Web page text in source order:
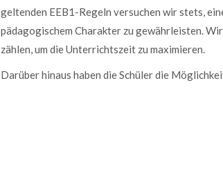
geltenden EEB1-Regeln versuchen wir stets,
pädagogischem Charakter zu gewährleisten.
zählen, um die Unterrichtszeit zu maximieren.
Darüber hinaus haben die Schüler die